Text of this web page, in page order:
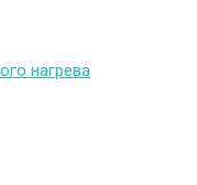
нагрева